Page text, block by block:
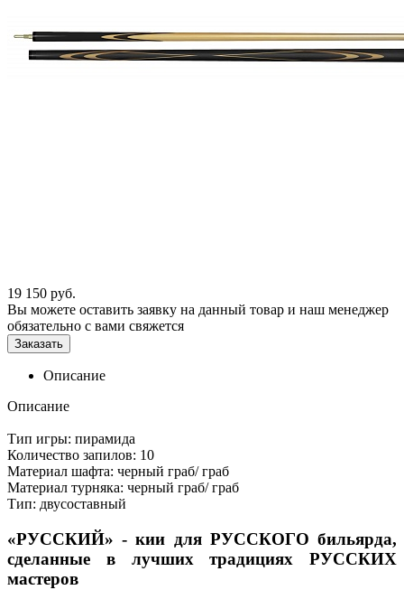
19 150 руб.
Вы можете оставить заявку на данный товар и наш менеджер
обязательно с вами свяжется
Заказать
Описание
Описание
Тип игры: пирамида
Количество запилов: 10
Материал шафта: черный граб/ граб
Материал турняка: черный граб/ граб
Тип: двусоставный
«РУССКИЙ» - кии для РУССКОГО бильярда,
сделанные в лучших традициях РУССКИХ
мастеров